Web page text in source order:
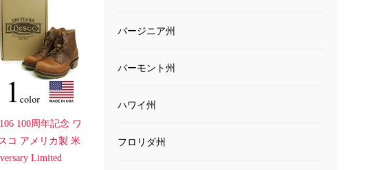
100周年記念 ワ
コ アメリカ製 米
Limited
バージニア州
バーモント州
ハワイ州
フロリダ州